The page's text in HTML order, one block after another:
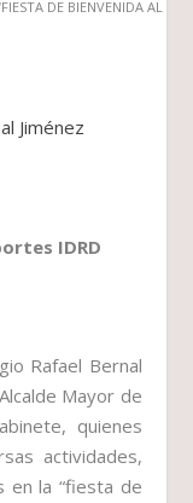
IDRD
Rafael Bernal
Mayor de
quienes
actividades,
en la “fiesta de